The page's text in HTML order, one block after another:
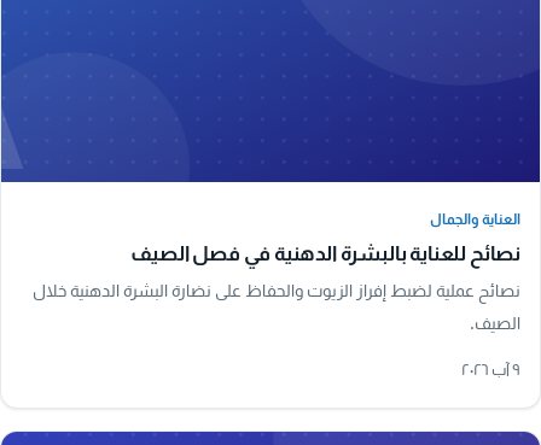
العناية والجمال
نصائح للعناية بالبشرة الدهنية في فصل الصيف
نصائح عملية لضبط إفراز الزيوت والحفاظ على نضارة البشرة الدهنية خلال
الصيف.
٩ آب ٢٠٢٦